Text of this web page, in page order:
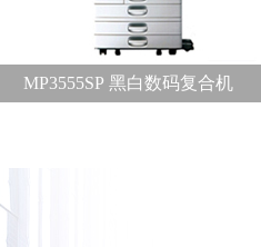
MP3555SP 黑白数码复合机